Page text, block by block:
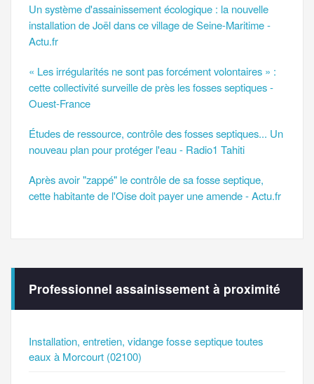
Un système d'assainissement écologique : la nouvelle
installation de Joël dans ce village de Seine-Maritime -
Actu.fr
« Les irrégularités ne sont pas forcément volontaires » :
cette collectivité surveille de près les fosses septiques -
Ouest-France
Études de ressource, contrôle des fosses septiques... Un
nouveau plan pour protéger l'eau - Radio1 Tahiti
Après avoir "zappé" le contrôle de sa fosse septique,
cette habitante de l'Oise doit payer une amende - Actu.fr
Professionnel assainissement à proximité
Installation, entretien, vidange fosse septique toutes
eaux à Morcourt (02100)